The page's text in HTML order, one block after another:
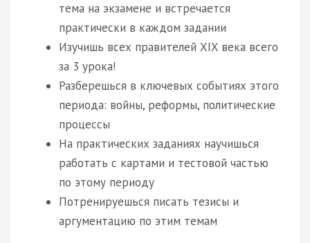
тема на экзамене и встречается
практически в каждом задании
Изучишь всех правителей XIX века всего
за 3 урока!
Разберешься в ключевых событиях этого
периода: войны, реформы, политические
процессы
На практических заданиях научишься
работать с картами и тестовой частью
по этому периоду
Потренируешься писать тезисы и
аргументацию по этим темам